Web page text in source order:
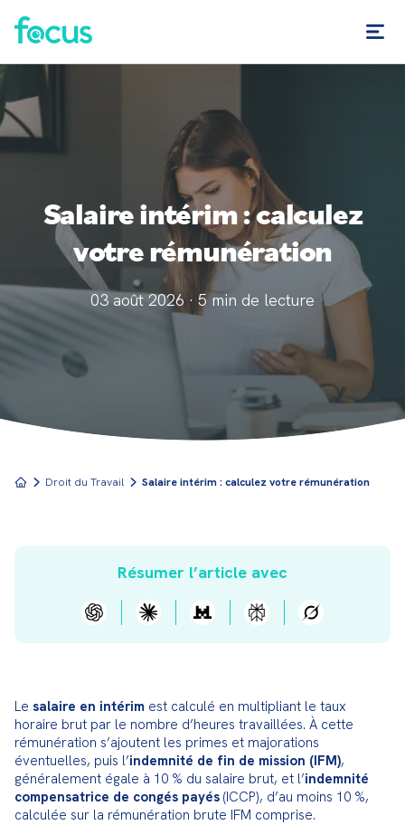
Salaire intérim : calculez
votre rémunération
03 août 2026 · 5 min de lecture
Droit du Travail Salaire intérim : calculez votre rémunération
Résumer l’article avec
Le salaire en intérim est calculé en multipliant le taux
horaire brut par le nombre d’heures travaillées. À cette
rémunération s’ajoutent les primes et majorations
éventuelles, puis l’indemnité de fin de mission (IFM),
généralement égale à 10 % du salaire brut, et l’indemnité
compensatrice de congés payés (ICCP), d’au moins 10 %,
calculée sur la rémunération brute IFM comprise.